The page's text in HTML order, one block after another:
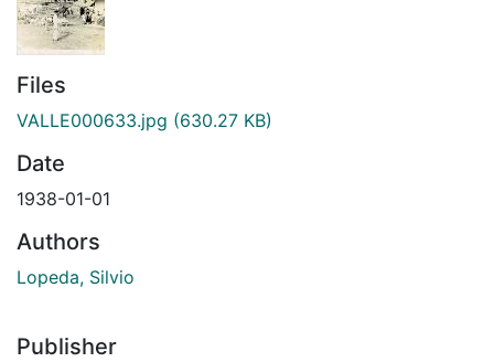
Files
VALLE000633.jpg (630.27 KB)
Date
1938-01-01
Authors
Lopeda, Silvio
Publisher